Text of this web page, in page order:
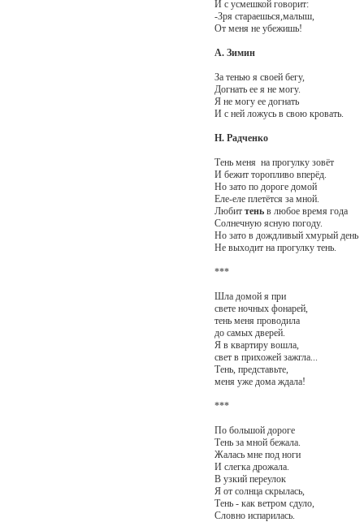
И с усмешкой говорит:
-Зря стараешься,малыш,
От меня не убежишь!
А. Зимин
За тенью я своей бегу,
Догнать ее я не могу.
Я не могу ее догнать
И с ней ложусь в свою кровать.
Н. Радченко
Тень меня на прогулку зовёт
И бежит торопливо вперёд.
Но зато по дороге домой
Еле-еле плетётся за мной.
Любит теньв любое время года
Солнечную ясную погоду.
Но зато в дождливый хмурый день
Не выходит на прогулку тень.
***
Шла домой я при
свете ночных фонарей,
тень меня проводила
до самых дверей.
Я в квартиру вошла,
свет в прихожей зажгла...
Тень, представьте,
меня уже дома ждала!
***
По большой дороге
Тень за мной бежала.
Жалась мне под ноги
И слегка дрожала.
В узкий переулок
Я от солнца скрылась,
Тень - как ветром сдуло,
Словно испарилась.